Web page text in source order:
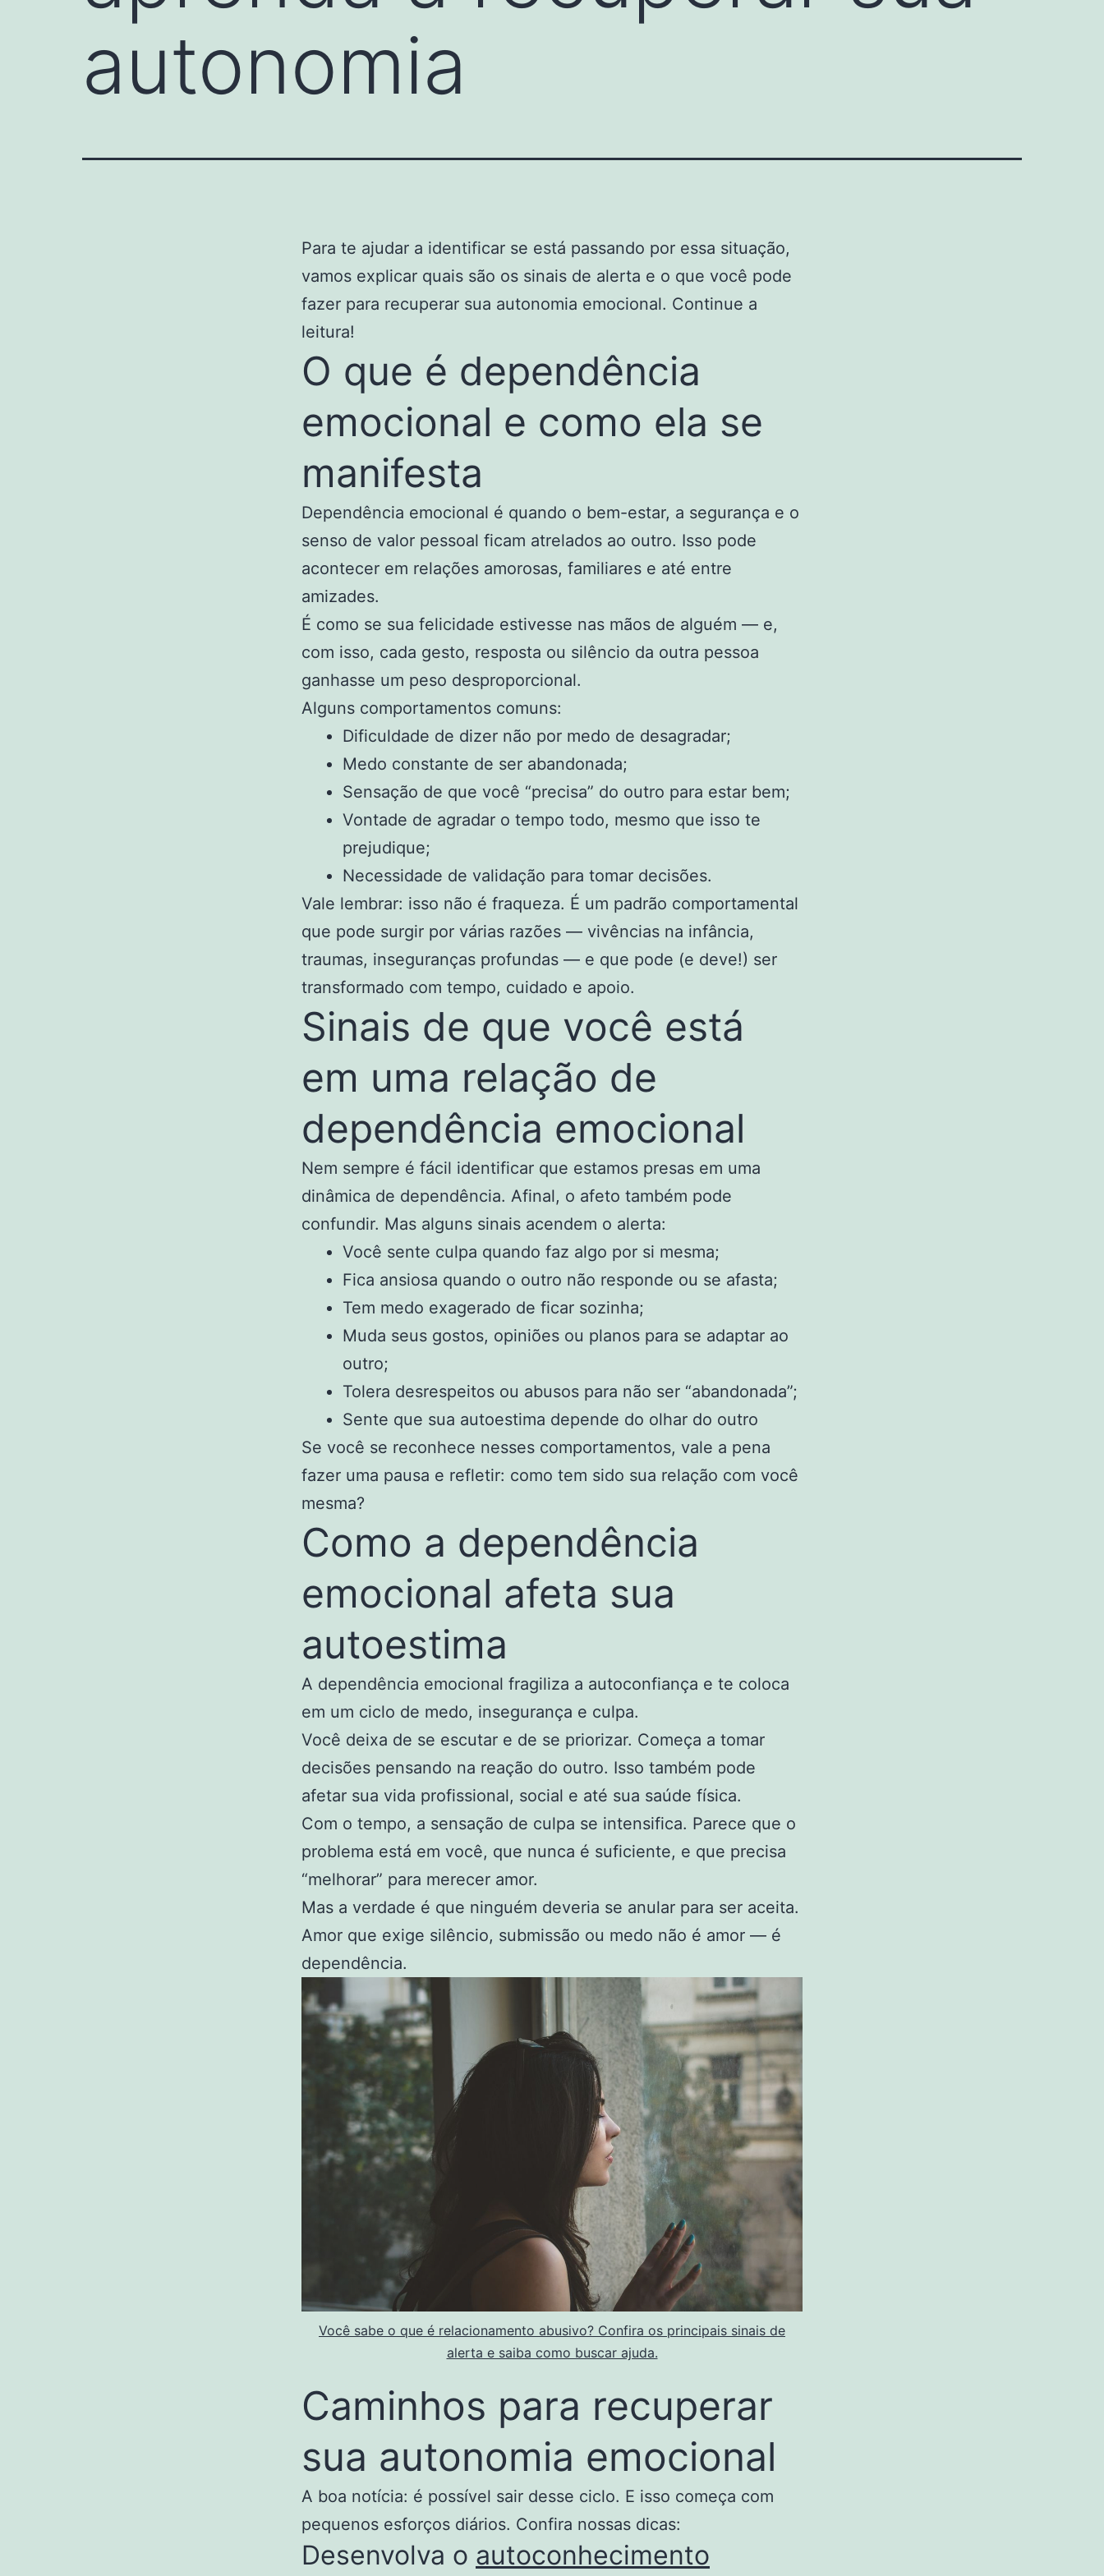
autonomia
Para te ajudar a identificar se está passando por essa situação,
vamos explicar quais são os sinais de alerta e o que você pode
fazer para recuperar sua autonomia emocional. Continue a
leitura!
O que é dependência
emocional e como ela se
manifesta
Dependência emocional é quando o bem-estar, a segurança e o
senso de valor pessoal ficam atrelados ao outro. Isso pode
acontecer em relações amorosas, familiares e até entre
amizades.
É como se sua felicidade estivesse nas mãos de alguém — e,
com isso, cada gesto, resposta ou silêncio da outra pessoa
ganhasse um peso desproporcional.
Alguns comportamentos comuns:
Dificuldade de dizer não por medo de desagradar;
Medo constante de ser abandonada;
Sensação de que você “precisa” do outro para estar bem;
Vontade de agradar o tempo todo, mesmo que isso te
prejudique;
Necessidade de validação para tomar decisões.
Vale lembrar: isso não é fraqueza. É um padrão comportamental
que pode surgir por várias razões — vivências na infância,
traumas, inseguranças profundas — e que pode (e deve!) ser
transformado com tempo, cuidado e apoio.
Sinais de que você está
em uma relação de
dependência emocional
Nem sempre é fácil identificar que estamos presas em uma
dinâmica de dependência. Afinal, o afeto também pode
confundir. Mas alguns sinais acendem o alerta:
Você sente culpa quando faz algo por si mesma;
Fica ansiosa quando o outro não responde ou se afasta;
Tem medo exagerado de ficar sozinha;
Muda seus gostos, opiniões ou planos para se adaptar ao
outro;
Tolera desrespeitos ou abusos para não ser “abandonada”;
Sente que sua autoestima depende do olhar do outro
Se você se reconhece nesses comportamentos, vale a pena
fazer uma pausa e refletir: como tem sido sua relação com você
mesma?
Como a dependência
emocional afeta sua
autoestima
A dependência emocional fragiliza a autoconfiança e te coloca
em um ciclo de medo, insegurança e culpa.
Você deixa de se escutar e de se priorizar. Começa a tomar
decisões pensando na reação do outro. Isso também pode
afetar sua vida profissional, social e até sua saúde física.
Com o tempo, a sensação de culpa se intensifica. Parece que o
problema está em você, que nunca é suficiente, e que precisa
“melhorar” para merecer amor.
Mas a verdade é que ninguém deveria se anular para ser aceita.
Amor que exige silêncio, submissão ou medo não é amor — é
dependência.
Você sabe o que é relacionamento abusivo? Confira os principais sinais de
alerta e saiba como buscar ajuda.
Caminhos para recuperar
sua autonomia emocional
A boa notícia: é possível sair desse ciclo. E isso começa com
pequenos esforços diários. Confira nossas dicas:
Desenvolva o autoconhecimento